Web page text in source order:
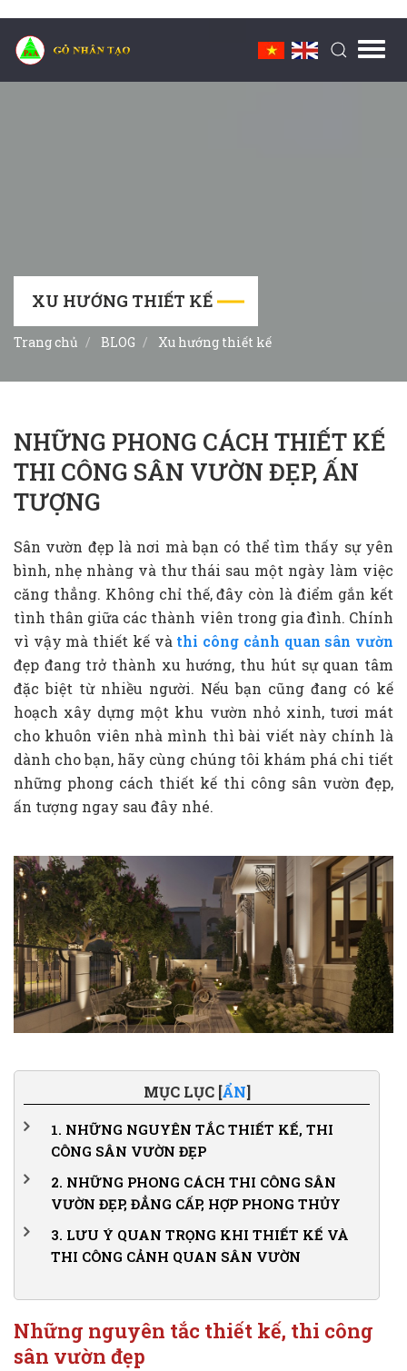
XU HƯỚNG THIẾT KẾ
Trang chủ BLOG Xu hướng thiết kế
NHỮNG PHONG CÁCH THIẾT KẾ
THI CÔNG SÂN VƯỜN ĐẸP, ẤN
TƯỢNG
Sân vườn đẹp là nơi mà bạn có thể tìm thấy sự yên
bình, nhẹ nhàng và thư thái sau một ngày làm việc
căng thẳng. Không chỉ thế, đây còn là điểm gắn kết
tình thân giữa các thành viên trong gia đình. Chính
vì vậy mà thiết kế và thi công cảnh quan sân vườn
đẹp đang trở thành xu hướng, thu hút sự quan tâm
đặc biệt từ nhiều người. Nếu bạn cũng đang có kế
hoạch xây dựng một khu vườn nhỏ xinh, tươi mát
cho khuôn viên nhà mình thì bài viết này chính là
dành cho bạn, hãy cùng chúng tôi khám phá chi tiết
những phong cách thiết kế thi công sân vườn đẹp,
ấn tượng ngay sau đây nhé.
MỤC LỤC [ẨN]
1. NHỮNG NGUYÊN TẮC THIẾT KẾ, THI
CÔNG SÂN VƯỜN ĐẸP
1.1. Đảm bảo tính thống nhất
1.2.Yếu tố cần bằng
1.3.Tính cân đối và sự lặp lại
Yếu tố chuyển tiếp tự nhiên
1.5.Sự đơn giản hóa
1.6.Yếu tố màu sắc
1.7.Đường nét trong thiết kế và thi công cảnh quan
2. NHỮNG PHONG CÁCH THI CÔNG SÂN
VƯỜN ĐẸP, ĐẲNG CẤP, HỢP PHONG THỦY
2.1.Sân vườn phong cách hiện đại
2.2.Sân vườn phong cách Nhật Bản
2.4.
Sân vườn phong cách châu Âu
3. LƯU Ý QUAN TRỌNG KHI THIẾT KẾ VÀ
THI CÔNG CẢNH QUAN SÂN VƯỜN
Lựa chọn cây trồng sân vườn
Những nguyên tắc thiết kế, thi công
sân vườn đẹp